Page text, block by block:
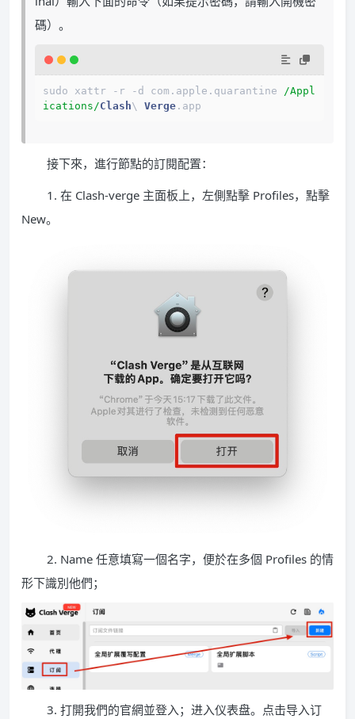
碼）。
sudo xattr - r - d com.apple.quarantine /Appl
ications/Clash\ Verge .app
接下來，進行節點的訂閱配置：
1. 在 Clash-verge 主面板上，左側點擊 Profiles，點擊
New。
2. Name 任意填寫一個名字，便於在多個 Profiles 的情
形下識別他們；
3. 打開我們的官網並登入；进入仪表盘。点击导入订